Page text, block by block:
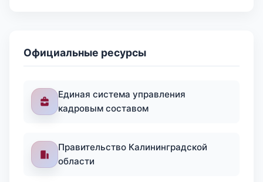
Официальные ресурсы
Единая система управления
кадровым составом
Правительство Калининградской
области